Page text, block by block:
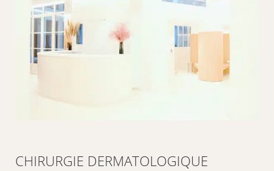
CHIRURGIE DERMATOLOGIQUE